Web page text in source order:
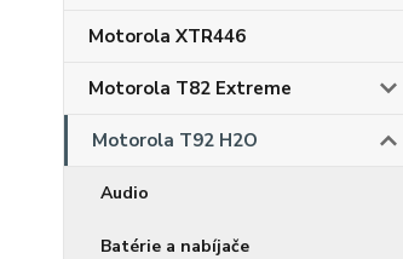
Motorola XTR446
Motorola T82 Extreme
Motorola T92 H2O
Audio
Batérie a nabíjače